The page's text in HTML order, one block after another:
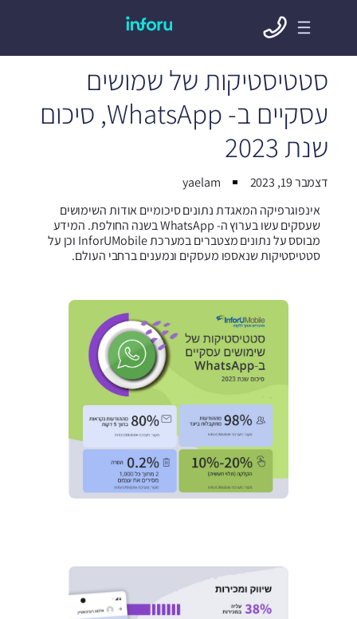
סטטיסטיקות של שמושים
עסקיים ב- WhatsApp, סיכום
שנת 2023
דצמבר 19, 2023
yaelam
אינפוגרפיקה המאגדת נתונים סיכומיים אודות השימושים
שעסקים עשו בערוץ ה- WhatsApp בשנה החולפת. המידע
מבוסס על נתונים מצטברים במערכת InforUMobile וכן על
סטטיסטיקות שנאספו מעסקים ונמענים ברחבי העולם.